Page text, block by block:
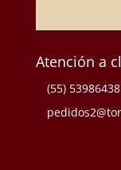
Atención a
(55) 53986438